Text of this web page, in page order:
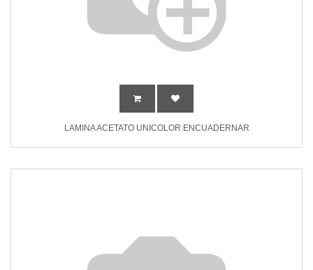
LAMINA ACETATO UNICOLOR ENCUADERNAR